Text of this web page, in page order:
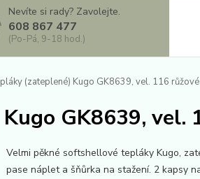
Nevíte si rady? Zavolejte.
608 867 477
(Po-Pá, 9-18 hod.)
(zateplené) Kugo GK8639, vel. 116 růžové
GK8639, vel.
Velmi pěkné softshellové tepláky Kugo,
pase náplet a šňůrka na stažení. 2 kapsy